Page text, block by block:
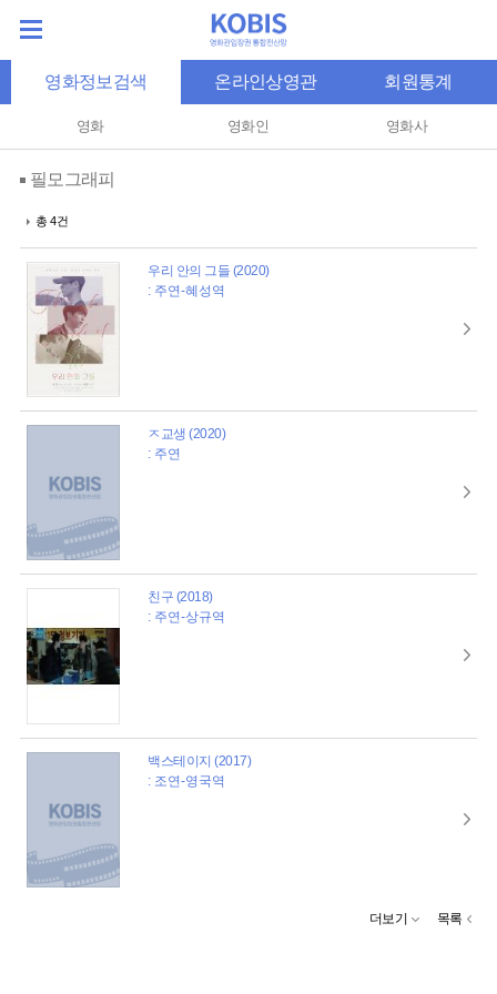
영화정보검색 온라인상영관 회원통계
영화 영화인 영화사
필모그래피
총 4건
우리 안의 그들 (2020)
: 주연-혜성역
ㅈ교생 (2020)
: 주연
친구 (2018)
: 주연-상규역
백스테이지 (2017)
: 조연-영국역
더보기 목록